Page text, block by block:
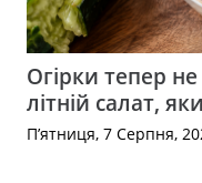
Огірки тепер
літній салат,
П’ятниця, 7 Серпня,